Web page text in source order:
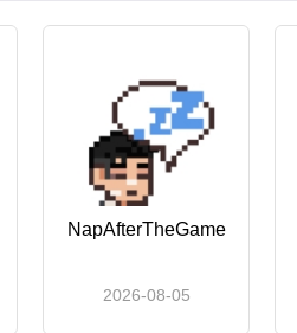
NapAfterTheGame
2026-08-05